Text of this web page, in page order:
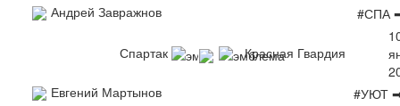
Андрей Завражнов
#СПА
Спартак Красная Гвардия
Евгений Мартынов
#УЮТ